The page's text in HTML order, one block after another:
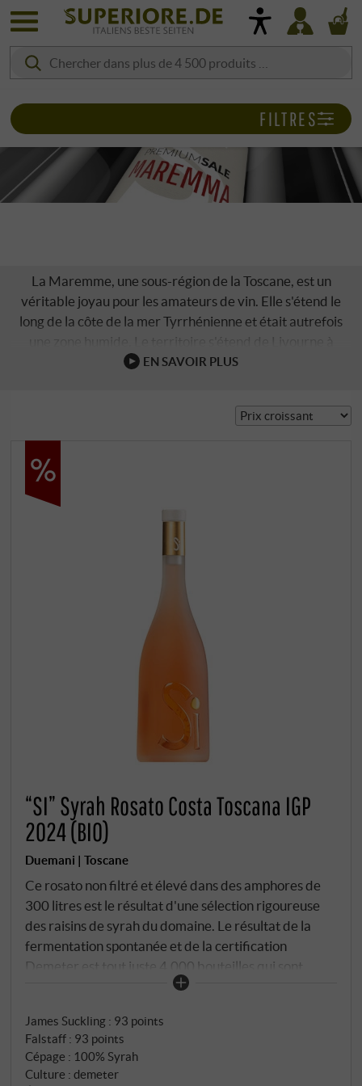
La Maremme, une sous-région de la Toscane, est un
véritable joyau pour les amateurs de vin. Elle s'étend le
long de la côte de la mer Tyrrhénienne et était autrefois
une zone humide. Le territoire s'étend de Livourne à
Follonica et Grosseto jusqu'à la région montagneuse située
dessus du niveau de la mer. Ensuite, elle passe par
Scansano et Suvereto jusqu'à la péninsule d'Orbetello et,
EN SAVOIR PLUS
FILTRES
“SI” Syrah Rosato Costa Toscana IGP
2024 (BIO)
Duemani | Toscane
Ce rosato non filtré et élevé dans des amphores de
300 litres est le résultat d'une sélection rigoureuse
des raisins de syrah du domaine. Le résultat de la
fermentation spontanée et de la certification
Demeter est tout juste 4.000 bouteilles qui sont
vendues dans le commerce spécialisé et la
intense de pamplemousse rose, de framboise et
d'airelle. En bouche, il est tendu, juteux et vif - une
harmonie parfaite d'expression, de fraîcheur et de
James Suckling : 93 points
Falstaff : 93 points
Cépage : 100% Syrah
Culture : demeter